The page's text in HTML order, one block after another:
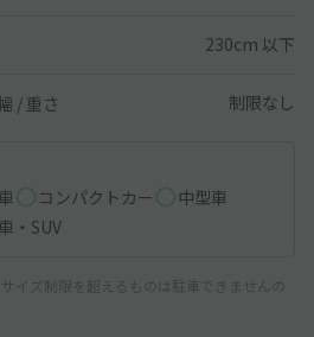
230cm 以下
/ 重さ 制限なし
コンパクトカー
中型車
・SUV
イズ制限を超えるものは駐車できませんの